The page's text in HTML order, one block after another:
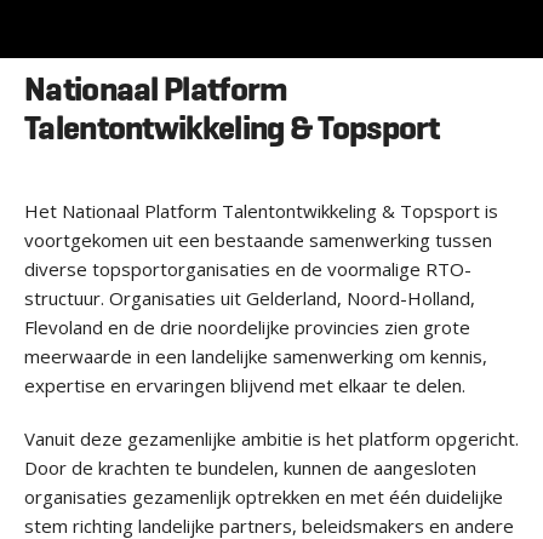
Nationaal Platform
Talentontwikkeling & Topsport
Het Nationaal Platform Talentontwikkeling & Topsport is
voortgekomen uit een bestaande samenwerking tussen
diverse topsportorganisaties en de voormalige RTO-
structuur. Organisaties uit Gelderland, Noord-Holland,
Flevoland en de drie noordelijke provincies zien grote
meerwaarde in een landelijke samenwerking om kennis,
expertise en ervaringen blijvend met elkaar te delen.
Vanuit deze gezamenlijke ambitie is het platform opgericht.
Door de krachten te bundelen, kunnen de aangesloten
organisaties gezamenlijk optrekken en met één duidelijke
stem richting landelijke partners, beleidsmakers en andere